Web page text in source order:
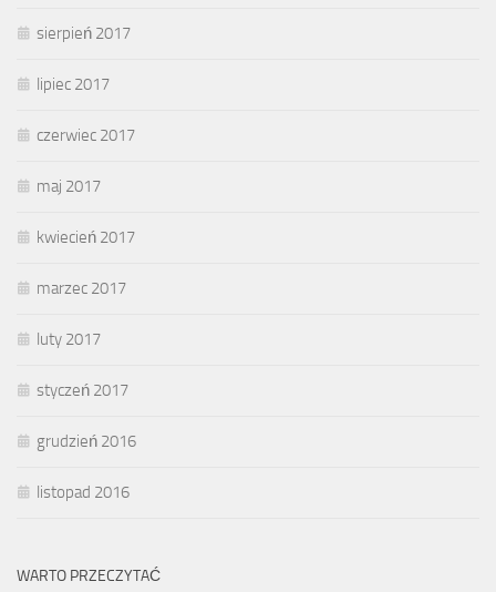
sierpień 2017
lipiec 2017
czerwiec 2017
maj 2017
kwiecień 2017
marzec 2017
luty 2017
styczeń 2017
grudzień 2016
listopad 2016
WARTO PRZECZYTAĆ